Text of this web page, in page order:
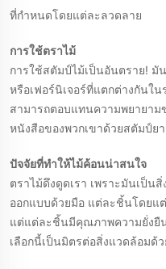
ที่กำหนดโดยแต่ละลวดลาย
การใช้ตราไม้
การใช้สตัมป์ไม้เป็นอันตราย! มั
หรือเฟอร์นิเจอร์ที่แตกต่างกันใ
สามารถตอบแทนความพยายาม
หนังสือของพวกเขาด้วยสตัมป์ย
ปัจจัยที่ทําให้ไม้ค้อนน่าสนใจ
ตราไม้ดึงดูดเรา เพราะมันเป็
ออกแบบด้วยมือ แต่ละชิ้นโดยแ
แต่แต่ละชิ้นมีคุณภาพความยั่งยื
เลือกนี้เป็นมิตรต่อสิ่งแวดล้อมด้ว